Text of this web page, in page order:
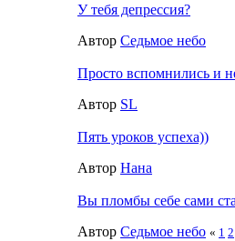
У тебя депрессия?
Автор Седьмое небо
Просто вспомнились и
Автор SL
Пять уроков успеха))
Автор Нана
Вы пломбы себе сами
Автор Седьмое небо « 1 2